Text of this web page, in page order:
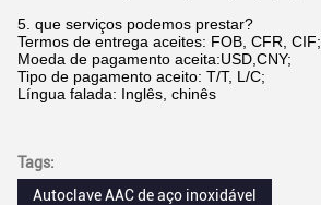
5. que serviços podemos prestar?
Termos de entrega aceites: FOB, CFR, CIF;
Moeda de pagamento aceita:USD,CNY;
Tipo de pagamento aceito: T/T, L/C;
Língua falada: Inglês, chinês
Tags:
Autoclave AAC de aço inoxidável